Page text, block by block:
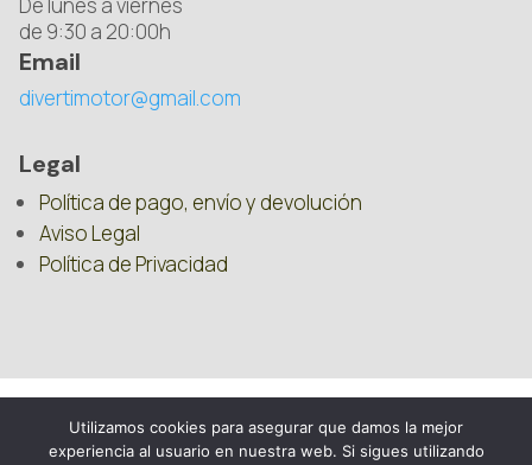
de 9:30 a 20:00h
Email
divertimotor@gmail.com
Legal
Política de pago, envío y devolución
Aviso Legal
Política de Privacidad
Utilizamos cookies para asegurar que damos la mejor
experiencia al usuario en nuestra web. Si sigues utilizando